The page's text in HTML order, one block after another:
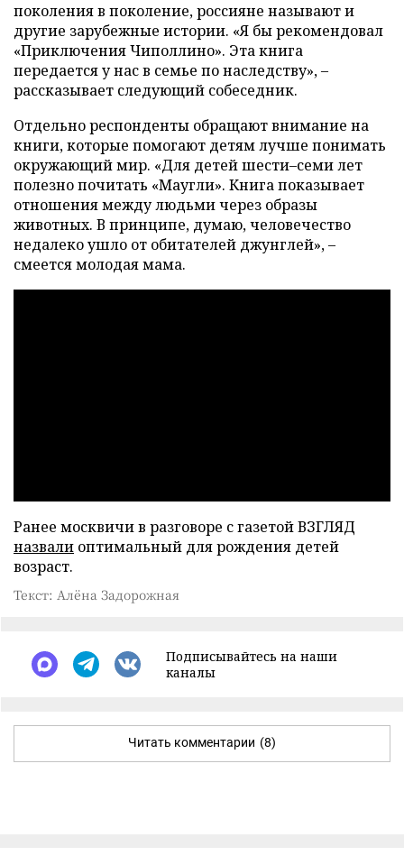
поколения в поколение, россияне называют и
другие зарубежные истории. «Я бы рекомендовал
«Приключения Чиполлино». Эта книга
передается у нас в семье по наследству», –
рассказывает следующий собеседник.
Отдельно респонденты обращают внимание на
книги, которые помогают детям лучше понимать
окружающий мир. «Для детей шести–семи лет
полезно почитать «Маугли». Книга показывает
отношения между людьми через образы
животных. В принципе, думаю, человечество
недалеко ушло от обитателей джунглей», –
смеется молодая мама.
Ранее москвичи в разговоре с газетой ВЗГЛЯД
назвали оптимальный для рождения детей
возраст.
Текст: Алёна Задорожная
Подписывайтесь на наши
каналы
Читать комментарии (8)